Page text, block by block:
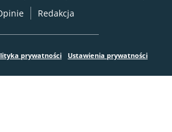
Redakcja
prywatności Ustawienia prywatności